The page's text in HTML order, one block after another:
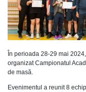
În perioada 28-29 mai
organizat Campionatul
de masă.
Evenimentul a reunit 8